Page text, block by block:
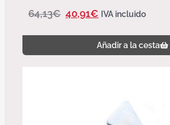
64,13€ 40,91€ IVA incluido
Añadir a la cesta